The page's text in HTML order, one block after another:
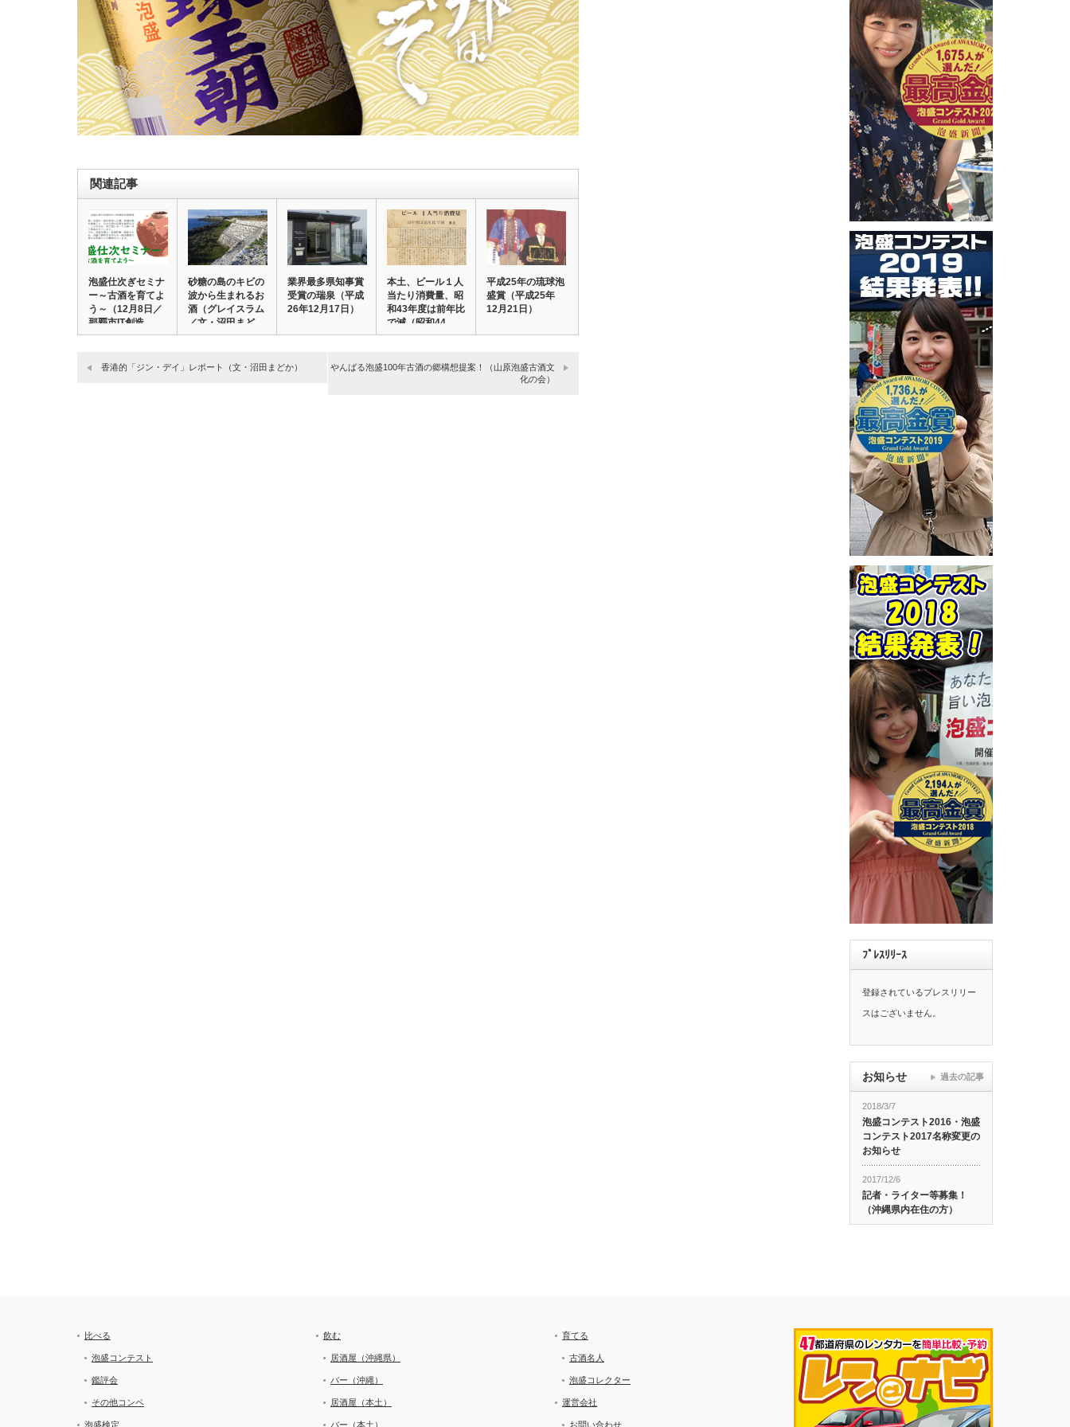
関連記事
泡盛仕次ぎセミナ
ー～古酒を育てよ
う～（12月8日／
那覇市IT創造…
砂糖の島のキビの
波から生まれるお
酒（グレイスラム
／文・沼田まど
か…
業界最多県知事賞
受賞の瑞泉（平成
26年12月17日）
本土、ビール１人
当たり消費量、昭
和43年度は前年比
で減（昭和44…
平成25年の琉球泡
盛賞（平成25年
12月21日）
香港的「ジン・デイ」レポート（文・沼田まどか）
やんばる泡盛100年古酒の郷構想提案！（山原泡盛古酒文
化の会）
ﾌﾟﾚｽﾘﾘｰｽ
登録されているプレスリリー
スはございません。
お知らせ
2018/3/7
泡盛コンテスト2016・泡盛
コンテスト2017名称変更の
お知らせ
2017/12/6
記者・ライター等募集！
（沖縄県内在住の方）
過去の記事
比べる
泡盛コンテスト
鑑評会
その他コンペ
泡盛検定
飲む
居酒屋（沖縄県）
バー（沖縄）
居酒屋（本土）
バー（本土）
育てる
古酒名人
泡盛コレクター
運営会社
お問い合わせ